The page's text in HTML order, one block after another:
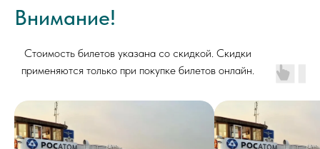
Внимание!
Стоимость билетов указана со скидкой. Скидки
применяются только при покупке билетов онлайн.